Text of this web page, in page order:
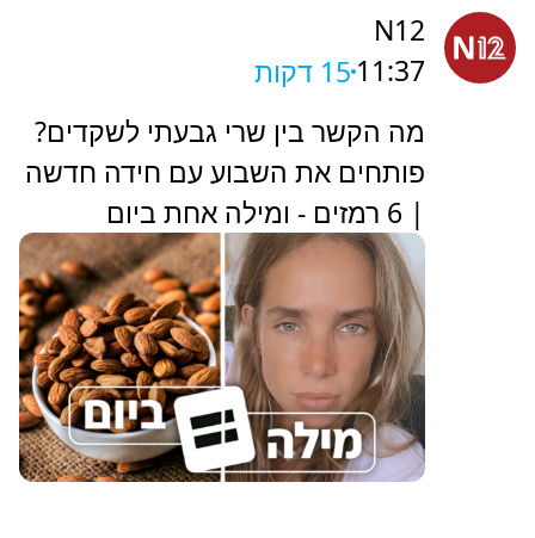
N12
11:37 15 דקות
מה הקשר בין שרי גבעתי לשקדים?
פותחים את השבוע עם חידה חדשה
| 6 רמזים - ומילה אחת ביום